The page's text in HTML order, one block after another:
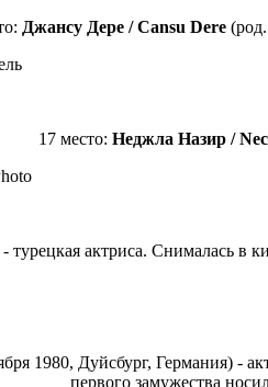
Джансу Дере / Cansu Dere(род.
17 место: Неджла Назир /
турецкая актриса. Снималась в
1980, Дуйсбург, Германия) -
первого замужества